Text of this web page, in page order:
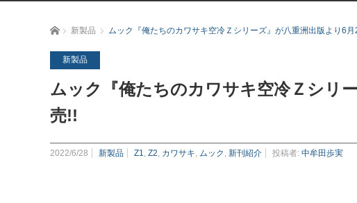
ホーム新製品 ムック『俺たちのカワサキ空冷Ｚシリーズ』が八重洲出版より6
新製品
ムック『俺たちのカワサキ空冷Ｚシリ
売!!
2022/6/28 新製品 Z1 Z2 カワサキ ムック 新刊紹介 投稿者: 中牟田歩実